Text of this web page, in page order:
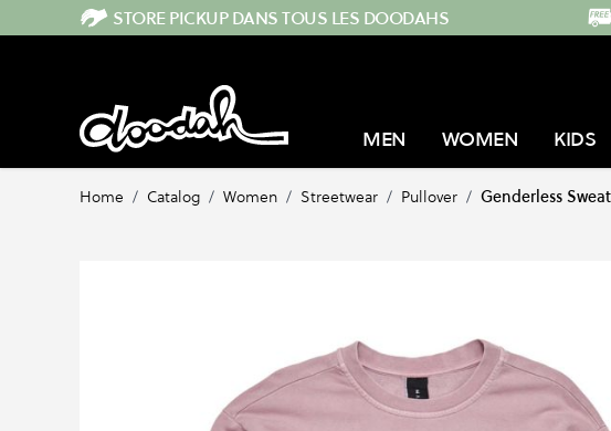
Skip to ContentSTORE PICKUP DANS TOUS LES DOODAHS
MEN WOMEN KIDS
Home / Catalog / Women / Streetwear / Pullover / Genderless